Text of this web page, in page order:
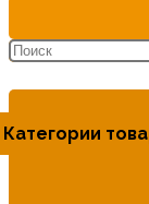
Категории